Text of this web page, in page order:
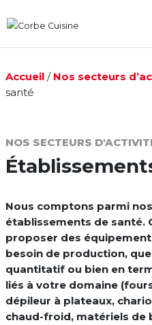
Accueil / Nos secteurs
santé
NOS SECTEURS
Nous comptons parmi
établissements de santé.
proposer des
besoin de production,
quantitatif ou bien en
liés à votre domaine
dépileur à plateaux,
chaud-froid, matériels de